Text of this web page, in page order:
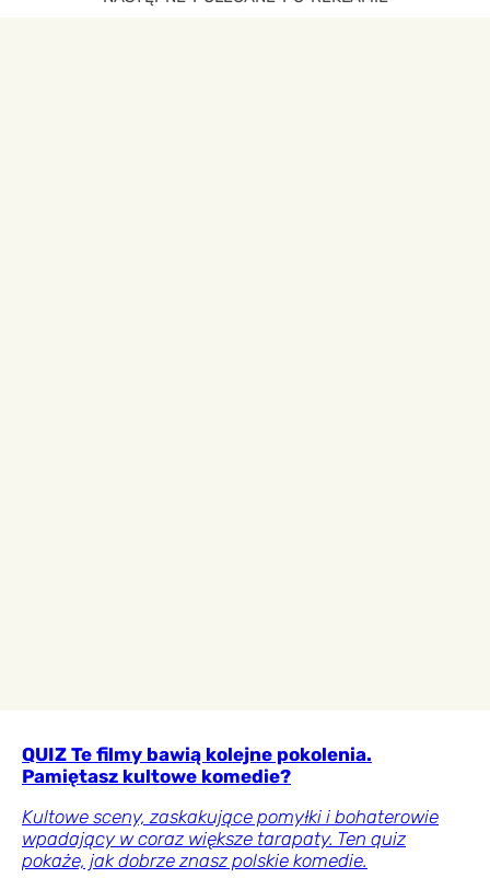
QUIZ Te filmy bawią kolejne pokolenia.
Pamiętasz kultowe komedie?
Kultowe sceny, zaskakujące pomyłki i bohaterowie
wpadający w coraz większe tarapaty. Ten quiz
pokaże, jak dobrze znasz polskie komedie.